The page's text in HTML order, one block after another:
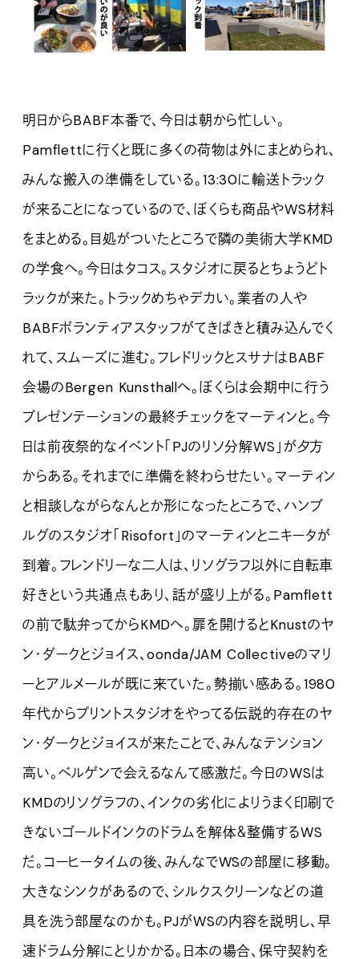
明日からBABF本番で、今日は朝から忙しい。
Pamflettに行くと既に多くの荷物は外にまとめられ、
みんな搬入の準備をしている。13:30に輸送トラック
が来ることになっているので、ぼくらも商品やWS材料
をまとめる。目処がついたところで隣の美術大学KMD
の学食へ。今日はタコス。スタジオに戻るとちょうどト
ラックが来た。トラックめちゃデカい。業者の人や
BABFボランティアスタッフがてきぱきと積み込んでく
れて、スムーズに進む。フレドリックとスサナはBABF
会場のBergen Kunsthallへ。ぼくらは会期中に行う
プレゼンテーションの最終チェックをマーティンと。今
日は前夜祭的なイベント「PJのリソ分解WS」が夕方
からある。それまでに準備を終わらせたい。マーティン
と相談しながらなんとか形になったところで、ハンブ
ルグのスタジオ「Risofort」のマーティンとニキータが
到着。フレンドリーな二人は、リソグラフ以外に自転車
好きという共通点もあり、話が盛り上がる。Pamflett
の前で駄弁ってからKMDへ。扉を開けるとKnustのヤ
ン・ダークとジョイス、oonda/JAM Collectiveのマリ
ーとアルメールが既に来ていた。勢揃い感ある。1980
年代からプリントスタジオをやってる伝説的存在のヤ
ン・ダークとジョイスが来たことで、みんなテンション
高い。ベルゲンで会えるなんて感激だ。今日のWSは
KMDのリソグラフの、インクの劣化によりうまく印刷で
きないゴールドインクのドラムを解体＆整備するWS
だ。コーヒータイムの後、みんなでWSの部屋に移動。
大きなシンクがあるので、シルクスクリーンなどの道
具を洗う部屋なのかも。PJがWSの内容を説明し、早
速ドラム分解にとりかかる。日本の場合、保守契約を